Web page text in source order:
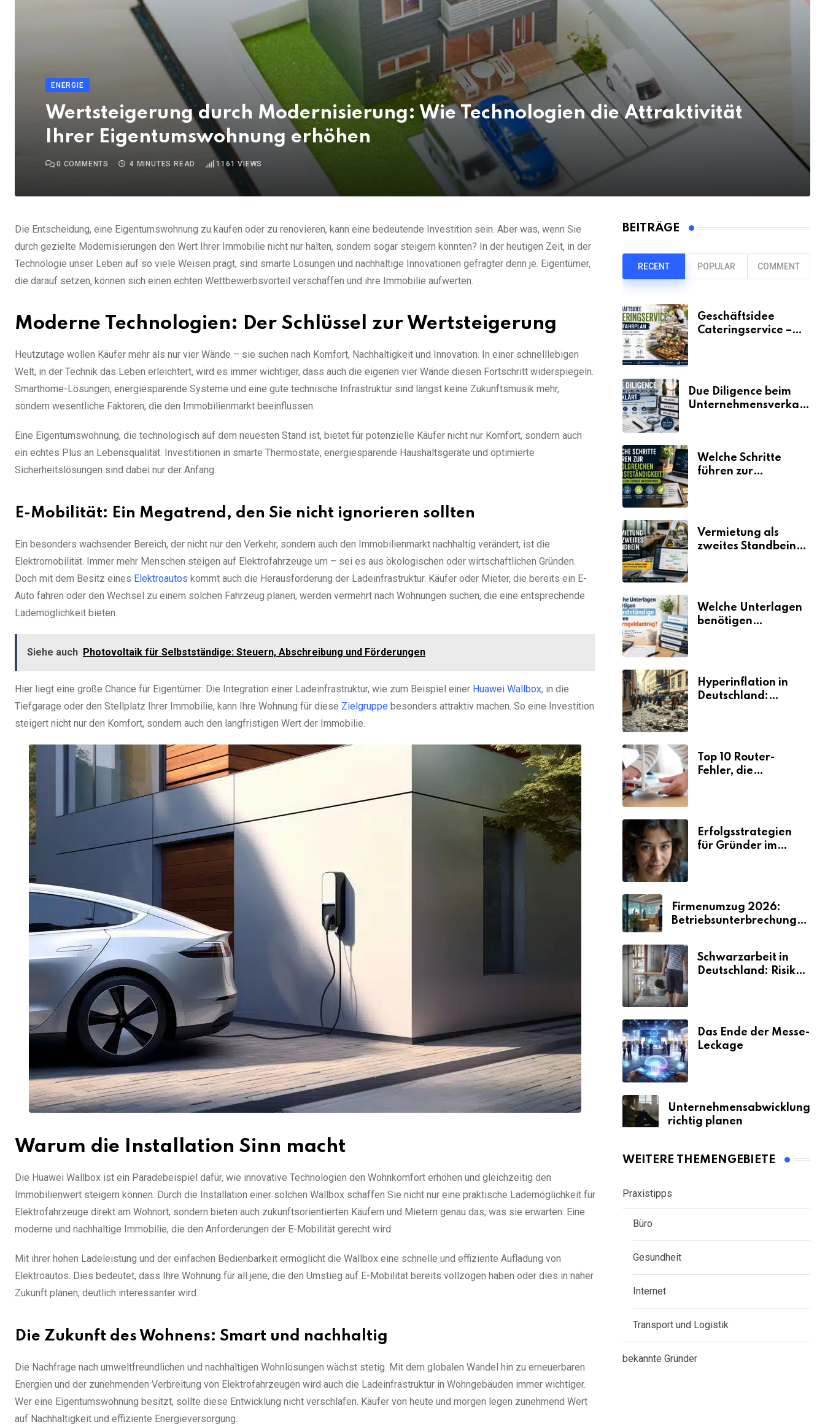
ENERGIE
Wertsteigerung durch Modernisierung: Wie Technologien die Attraktivität
Ihrer Eigentumswohnung erhöhen
0 COMMENTS 4 MINUTES READ 1161 VIEWS
Die Entscheidung, eine Eigentumswohnung zu kaufen oder zu renovieren, kann eine bedeutende Investition sein. Aber was, wenn Sie
durch gezielte Modernisierungen den Wert Ihrer Immobilie nicht nur halten, sondern sogar steigern könnten? In der heutigen Zeit, in der
Technologie unser Leben auf so viele Weisen prägt, sind smarte Lösungen und nachhaltige Innovationen gefragter denn je. Eigentümer,
die darauf setzen, können sich einen echten Wettbewerbsvorteil verschaffen und ihre Immobilie aufwerten.
Moderne Technologien: Der Schlüssel zur Wertsteigerung
Heutzutage wollen Käufer mehr als nur vier Wände – sie suchen nach Komfort, Nachhaltigkeit und Innovation. In einer schnelllebigen
Welt, in der Technik das Leben erleichtert, wird es immer wichtiger, dass auch die eigenen vier Wände diesen Fortschritt widerspiegeln.
Smarthome-Lösungen, energiesparende Systeme und eine gute technische Infrastruktur sind längst keine Zukunftsmusik mehr,
sondern wesentliche Faktoren, die den Immobilienmarkt beeinflussen.
Eine Eigentumswohnung, die technologisch auf dem neuesten Stand ist, bietet für potenzielle Käufer nicht nur Komfort, sondern auch
ein echtes Plus an Lebensqualität. Investitionen in smarte Thermostate, energiesparende Haushaltsgeräte und optimierte
Sicherheitslösungen sind dabei nur der Anfang.
E-Mobilität: Ein Megatrend, den Sie nicht ignorieren sollten
Ein besonders wachsender Bereich, der nicht nur den Verkehr, sondern auch den Immobilienmarkt nachhaltig verändert, ist die
Elektromobilität. Immer mehr Menschen steigen auf Elektrofahrzeuge um – sei es aus ökologischen oder wirtschaftlichen Gründen.
Doch mit dem Besitz eines Elektroautos kommt auch die Herausforderung der Ladeinfrastruktur. Käufer oder Mieter, die bereits ein E-
Auto fahren oder den Wechsel zu einem solchen Fahrzeug planen, werden vermehrt nach Wohnungen suchen, die eine entsprechende
Lademöglichkeit bieten.
Siehe auch Photovoltaik für Selbstständige: Steuern, Abschreibung und Förderungen
Hier liegt eine große Chance für Eigentümer: Die Integration einer Ladeinfrastruktur, wie zum Beispiel einer Huawei Wallbox, in die
Tiefgarage oder den Stellplatz Ihrer Immobilie, kann Ihre Wohnung für diese Zielgruppe besonders attraktiv machen. So eine Investition
steigert nicht nur den Komfort, sondern auch den langfristigen Wert der Immobilie.
Warum die Installation Sinn macht
Die Huawei Wallbox ist ein Paradebeispiel dafür, wie innovative Technologien den Wohnkomfort erhöhen und gleichzeitig den
Immobilienwert steigern können. Durch die Installation einer solchen Wallbox schaffen Sie nicht nur eine praktische Lademöglichkeit für
Elektrofahrzeuge direkt am Wohnort, sondern bieten auch zukunftsorientierten Käufern und Mietern genau das, was sie erwarten: Eine
moderne und nachhaltige Immobilie, die den Anforderungen der E-Mobilität gerecht wird.
Mit ihrer hohen Ladeleistung und der einfachen Bedienbarkeit ermöglicht die Wallbox eine schnelle und effiziente Aufladung von
Elektroautos. Dies bedeutet, dass Ihre Wohnung für all jene, die den Umstieg auf E-Mobilität bereits vollzogen haben oder dies in naher
Zukunft planen, deutlich interessanter wird.
Die Zukunft des Wohnens: Smart und nachhaltig
Die Nachfrage nach umweltfreundlichen und nachhaltigen Wohnlösungen wächst stetig. Mit dem globalen Wandel hin zu erneuerbaren
Energien und der zunehmenden Verbreitung von Elektrofahrzeugen wird auch die Ladeinfrastruktur in Wohngebäuden immer wichtiger.
Wer eine Eigentumswohnung besitzt, sollte diese Entwicklung nicht verschlafen. Käufer von heute und morgen legen zunehmend Wert
auf Nachhaltigkeit und effiziente Energieversorgung.
BEITRÄGE
RECENT POPULAR COMMENT
Geschäftsidee
Cateringservice –
Due Diligence beim
Unternehmensverkauf
Welche Schritte
führen zur
Vermietung als
zweites Standbein:
Umsätze machen
Welche Unterlagen
benötigen
Hyperinflation in
Deutschland:
Top 10 Router-
Fehler, die
Erfolgsstrategien
für Gründer im
Firmenumzug 2026:
Betriebsunterbrechungen
Schwarzarbeit in
Deutschland: Risiken
Das Ende der Messe-
Leckage
Unternehmensabwicklung
richtig planen
WEITERE THEMENGEBIETE
Praxistipps
Büro
Gesundheit
Internet
Transport und Logistik
bekannte Gründer